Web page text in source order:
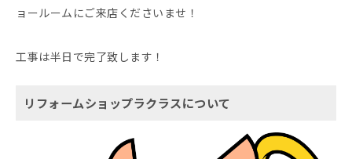
ョールームにご来店くださいませ！
工事は半日で完了致します！
リフォームショップラクラスについて